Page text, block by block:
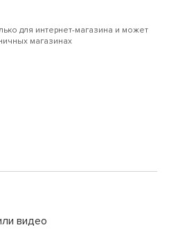
для интернет-магазина и может
магазинах
видео